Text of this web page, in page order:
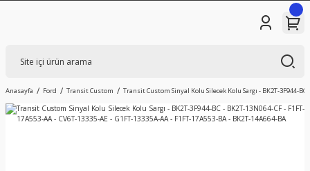
Anasayfa Ford Transit Custom Transit Custom Sinyal Kolu Silecek Kolu Sargı - BK2T-3F944-BC